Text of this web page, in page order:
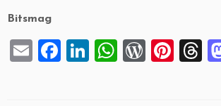
Bitsmag
E
F
Li
W W
Pi
T